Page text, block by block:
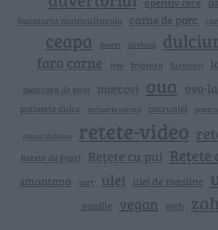
bucataria multiculturala carne de porc
ceapa desert dovlecei
fara carne free friptura fursecuri
mancare de post morcovi oua ovo-
patiserie dulce patiserie sarata patrunjel
reteta italiana retete-video
Retete de Pasti Rețete cu pui Rețete
smantana tort ulei ulei de masline
vanilie vegan web